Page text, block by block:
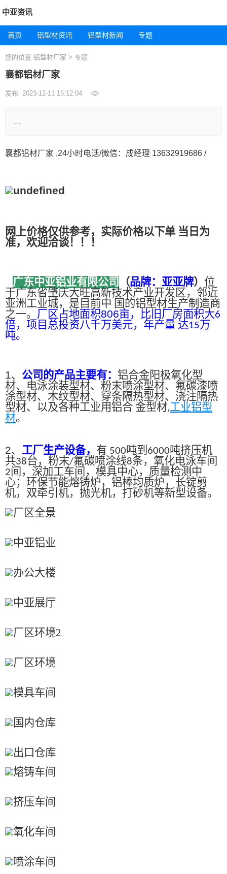
中亚资讯
首页 铝型材资讯 铝型材新闻 专题
您的位置 铝型材厂家 > 专题
襄都铝材厂家
发布: 2023-12-11 15:12:04
…
襄都铝材厂家 ,24小时电话/微信：成经理 13632919686 /
网上价格仅供参考，实际价格以下单 当日为
准，欢迎洽谈！！！
广东中亚铝业有限公司 （品牌：亚亚牌） 位
于广东省肇庆大旺高新技术产业开发区，邻近
亚洲工业城，是目前中 国的铝型材生产制造商
之一。 厂区占地面积806亩，比旧厂房面积大6
倍，项目总投资八千万美元，年产量 达15万
吨。
1、 公司的产品主要有： 铝合金阳极氧化型
材、电泳涂装型材、粉末喷涂型材、氟碳漆喷
涂型材、木纹型材、穿条隔热型材、浇注隔热
型材、以及各种工业用铝合 金型材,工业铝型
材。
2、 工厂生产设备， 有 500吨到 6000吨挤压机
共38台，粉末/氟碳喷涂线8条，氧化电泳车间
2间，深加工车间，模具中心，质量检测中
心；环保节能熔铸炉，铝棒均质炉，长锭剪
机，双牵引机，抛光机，打砂机等新型设备。